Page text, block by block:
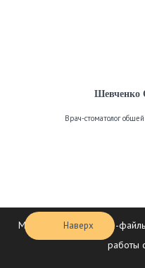
Шевченко
Врач-стоматолог
Наверх
Мы используем cookie-
работы